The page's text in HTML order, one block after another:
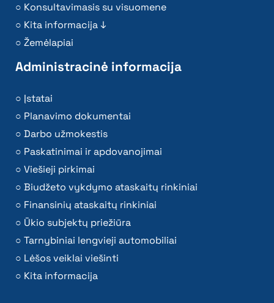
Konsultavimasis su visuomene
Kita informacija ↓
Žemėlapiai
Administracinė informacija
Įstatai
Planavimo dokumentai
Darbo užmokestis
Paskatinimai ir apdovanojimai
Viešieji pirkimai
Biudžeto vykdymo ataskaitų rinkiniai
Finansinių ataskaitų rinkiniai
Ūkio subjektų priežiūra
Tarnybiniai lengvieji automobiliai
Lėšos veiklai viešinti
Kita informacija